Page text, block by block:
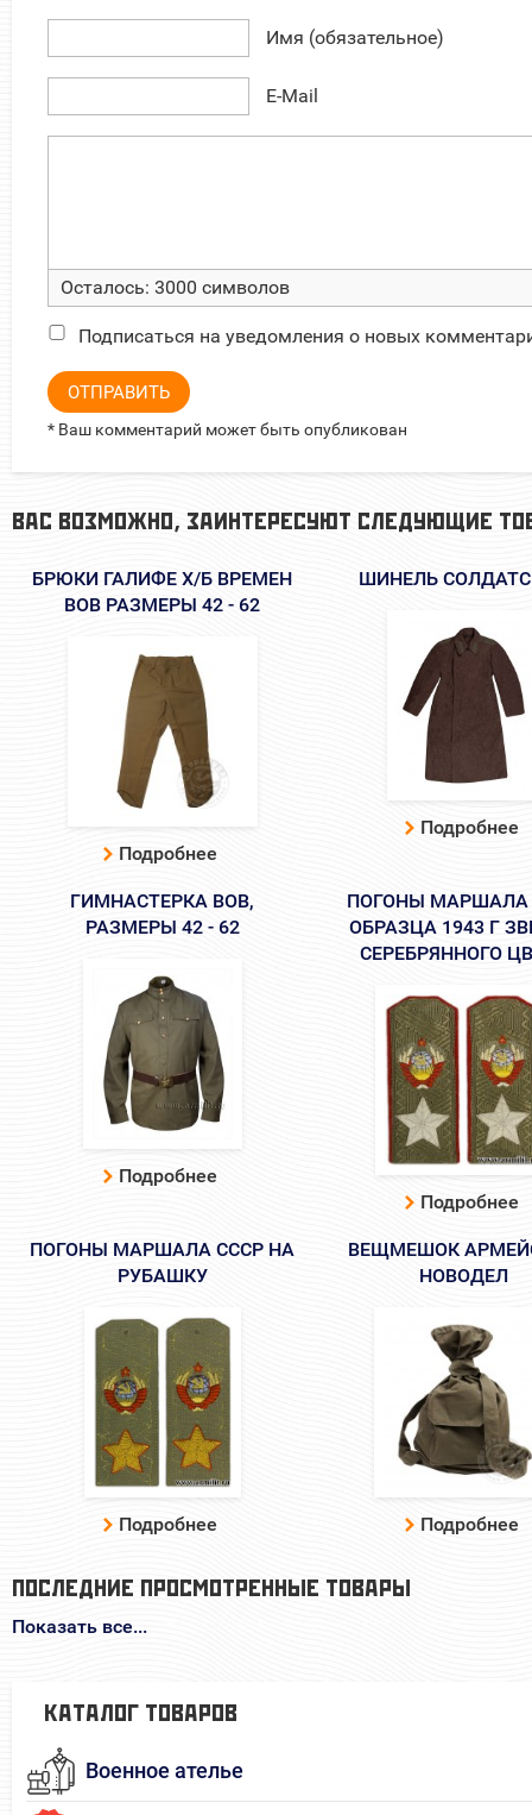
Имя (обязательное)
E-Mail
Осталось: 3000 символов
Подписаться на уведомления о новых
ОТПРАВИТЬ
* Ваш комментарий может быть опубликован
ВАС ВОЗМОЖНО, ЗАИНТЕРЕСУЮТ СЛЕДУЮЩИЕ
БРЮКИ ГАЛИФЕ Х/Б ВРЕМЕН
ВОВ РАЗМЕРЫ 42 - 62
Подробнее
ШИНЕЛЬ
Подробнее
ГИМНАСТЕРКА ВОВ,
РАЗМЕРЫ 42 - 62
Подробнее
ПОГОНЫ МАРШАЛА
ОБРАЗЦА 1943 Г
СЕРЕБРЯННОГО
Подробнее
ПОГОНЫ МАРШАЛА СССР НА
РУБАШКУ
Подробнее
ВЕЩМЕШОК
НОВОДЕЛ
Подробнее
ПОСЛЕДНИЕ ПРОСМОТРЕННЫЕ ТОВАРЫ
Показать все...
КАТАЛОГ ТОВАРОВ
Военное ателье